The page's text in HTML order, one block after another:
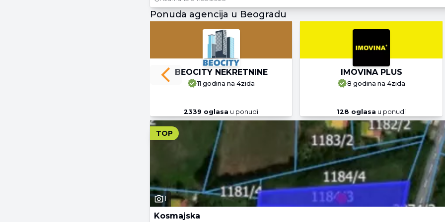
Ponuda agencija u Beogradu
BEOCITY NEKRETNINE
11 godina na 4zida
2339 oglasa u ponudi
IMOVINA PLUS
8 godina na 4zida
128 oglasa u ponudi
Previous slide
TOP
1
Kosmajska